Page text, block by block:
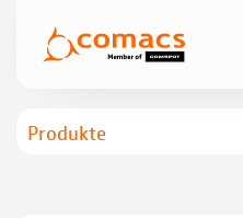
Produkte